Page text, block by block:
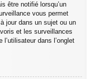
être notifié lorsqu’un
vous permet
jour dans un sujet ou un
et les surveillances
dans l’onglet